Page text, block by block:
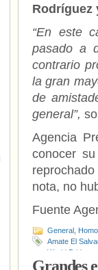
Rodríguez
“En este
pasado a
contrario
la gran
de
general”,
Agencia
conocer
nota, no
Fuente
General
Amate El
World Pride
Grandes